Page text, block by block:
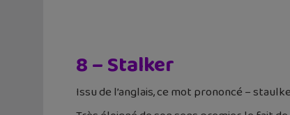
8 – Stalker
Issu de l’anglais, ce mot prononcé –